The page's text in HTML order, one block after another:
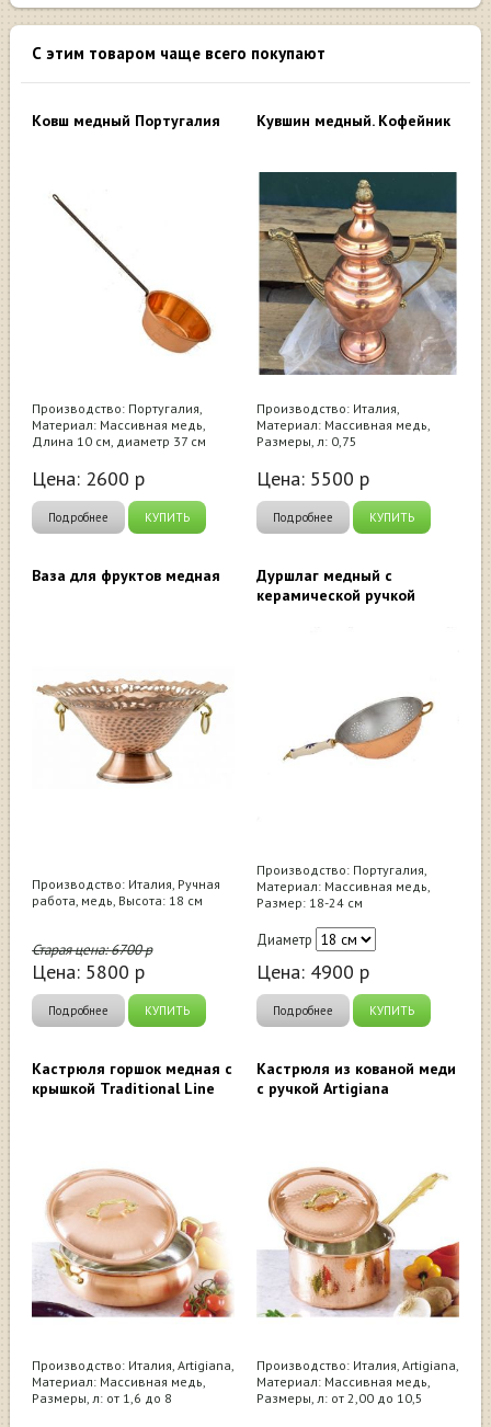
С этим товаром чаще всего покупают
Ковш медный Португалия
Производство: Португалия,
Материал: Массивная медь,
Длина 10 см, диаметр 37 см
Цена: 2600 р
Подробнее КУПИТЬ
Кувшин медный. Кофейник
Производство: Италия,
Материал: Массивная медь,
Размеры, л: 0,75
Цена: 5500 р
Подробнее КУПИТЬ
Ваза для фруктов медная
Производство: Италия, Ручная
работа, медь, Высота: 18 см
Старая цена:6700р
Цена: 5800 р
Подробнее КУПИТЬ
Дуршлаг медный с
керамической ручкой
Производство: Португалия,
Материал: Массивная медь,
Размер: 18-24 см
Диаметр
Цена: 4900 р
Подробнее КУПИТЬ
Кастрюля горшок медная с
крышкой Traditional Line
Производство: Италия, Artigiana,
Материал: Массивная медь,
Размеры, л: от 1,6 до 8
Кастрюля из кованой меди
с ручкой Artigiana
Производство: Италия, Artigiana,
Материал: Массивная медь,
Размеры, л: от 2,00 до 10,5